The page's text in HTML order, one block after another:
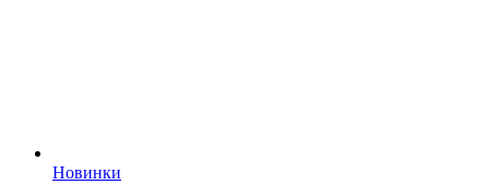
Новинки